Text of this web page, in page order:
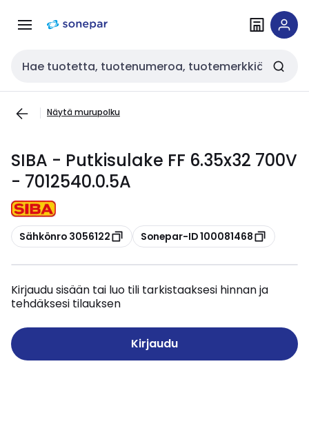
navigointiinsisältöön
Haku
Näytä murupolku
SIBA - Putkisulake FF 6.35x32 700V
- 7012540.0.5A
Kopioi
Sähkönro 3056122 Kopioi
Sonepar-ID 100081468
Kirjaudu sisään tai luo tili tarkistaaksesi hinnan ja
tehdäksesi tilauksen
Kirjaudu